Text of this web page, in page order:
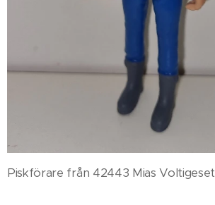
Piskförare från 42443 Mias Voltigeset